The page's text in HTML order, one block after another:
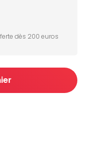
dès 200 euros